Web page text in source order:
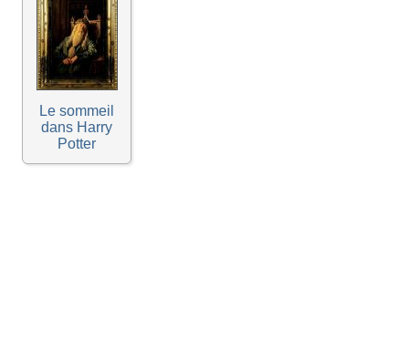
Le sommeil
dans Harry
Potter